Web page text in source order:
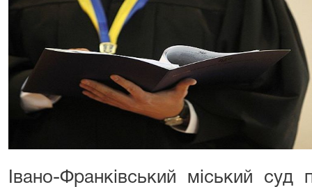
Івано-Франківський міський суд